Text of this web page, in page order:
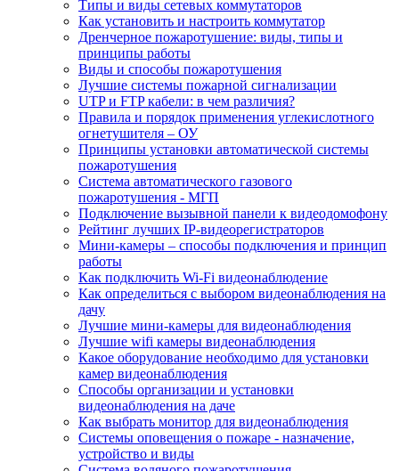
Типы и виды сетевых коммутаторов
Как установить и настроить коммутатор
Дренчерное пожаротушение: виды, типы и
принципы работы
Виды и способы пожаротушения
Лучшие системы пожарной сигнализации
UTP и FTP кабели: в чем различия?
Правила и порядок применения углекислотного
огнетушителя – ОУ
Принципы установки автоматической системы
пожаротушения
Система автоматического газового
пожаротушения - МГП
Подключение вызывной панели к видеодомофону
Рейтинг лучших IP-видеорегистраторов
Мини-камеры – способы подключения и принцип
работы
Как подключить Wi-Fi видеонаблюдение
Как определиться с выбором видеонаблюдения на
дачу
Лучшие мини-камеры для видеонаблюдения
Лучшие wifi камеры видеонаблюдения
Какое оборудование необходимо для установки
камер видеонаблюдения
Способы организации и установки
видеонаблюдения на даче
Как выбрать монитор для видеонаблюдения
Системы оповещения о пожаре - назначение,
устройство и виды